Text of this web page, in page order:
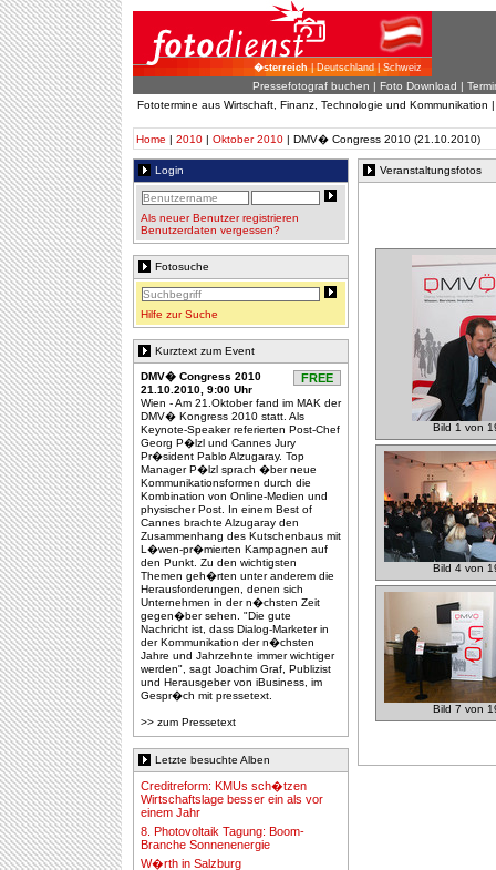
�sterreich| Deutschland | Schweiz
Pressefotograf buchen | Foto Download |
Fototermine aus Wirtschaft, Finanz, Technologie und Kommunikation
Home | 2010 | Oktober 2010 | DMV� Congress 2010 (21.10.2010)
Login
Als neuer Benutzer registrieren
Benutzerdaten vergessen?
Fotosuche
Hilfe zur Suche
Kurztext zum Event
FREE
DMV� Congress 2010
21.10.2010, 9:00 Uhr
Wien - Am 21.Oktober fand im MAK der
DMV� Kongress 2010 statt. Als
Keynote-Speaker referierten Post-Chef
Georg P�lzl und Cannes Jury
Pr�sident Pablo Alzugaray. Top
Manager P�lzl sprach �ber neue
Kommunikationsformen durch die
Kombination von Online-Medien und
physischer Post. In einem Best of
Cannes brachte Alzugaray den
Zusammenhang des Kutschenbaus mit
L�wen-pr�mierten Kampagnen auf
den Punkt. Zu den wichtigsten
Themen geh�rten unter anderem die
Herausforderungen, denen sich
Unternehmen in der n�chsten Zeit
gegen�ber sehen. "Die gute
Nachricht ist, dass Dialog-Marketer in
der Kommunikation der n�chsten
Jahre und Jahrzehnte immer wichtiger
werden", sagt Joachim Graf, Publizist
und Herausgeber von iBusiness, im
Gespr�ch mit pressetext.
>> zum Pressetext
Letzte besuchte Alben
Creditreform: KMUs sch�tzen
Wirtschaftslage besser ein als vor
einem Jahr
8. Photovoltaik Tagung: Boom-
Branche Sonnenenergie
W�rth in Salzburg
Veranstaltungsfotos
Bild 1 von
Bild 4 von
Bild 7 von